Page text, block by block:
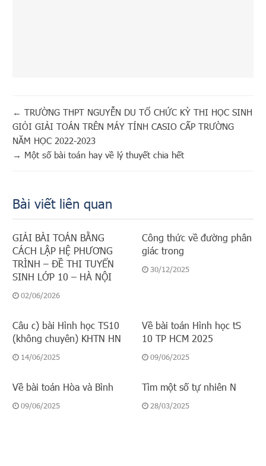
← TRƯỜNG THPT NGUYỄN DU TỔ CHỨC KỲ THI HỌC SINH
GIỎI GIẢI TOÁN TRÊN MÁY TÍNH CASIO CẤP TRƯỜNG
NĂM HỌC 2022-2023
→ Một số bài toán hay về lý thuyết chia hết
Bài viết liên quan
GIẢI BÀI TOÁN BẰNG
CÁCH LẬP HỆ PHƯƠNG
TRÌNH – ĐỀ THI TUYỂN
SINH LỚP 10 – HÀ NỘI
02/06/2026
Công thức về đường phân
giác trong
30/12/2025
Câu c) bài Hình học TS10
(không chuyên) KHTN HN
14/06/2025
Về bài toán Hình học tS
10 TP HCM 2025
09/06/2025
Về bài toán Hòa và Bình
09/06/2025
Tìm một số tự nhiên N
28/03/2025